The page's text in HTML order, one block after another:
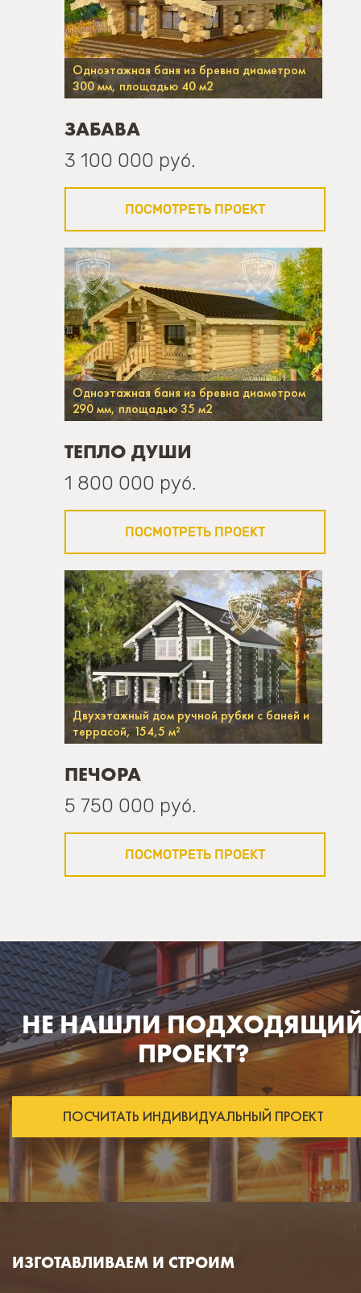
Одноэтажная баня из бревна диаметром
300 мм, площадью 40 м2
ЗАБАВА
3 100 000 руб.
ПОСМОТРЕТЬ ПРОЕКТ
Одноэтажная баня из бревна диаметром
290 мм, площадью 35 м2
ТЕПЛО ДУШИ
1 800 000 руб.
ПОСМОТРЕТЬ ПРОЕКТ
Двухэтажный дом ручной рубки с баней и
террасой, 154,5 м²
ПЕЧОРА
5 750 000 руб.
ПОСМОТРЕТЬ ПРОЕКТ
НЕ НАШЛИ
ПРОЕКТ?
ПОСЧИТАТЬ ИНДИВИДУАЛЬНЫЙ ПРОЕКТ
ИЗГОТАВЛИВАЕМ И СТРОИМ